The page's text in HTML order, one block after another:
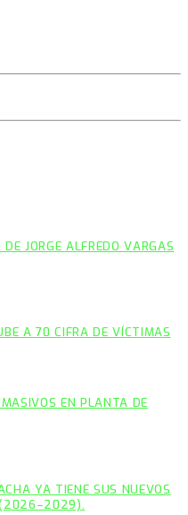
JORGE ALFREDO VARGAS
A 70 CIFRA DE VÍCTIMAS
EN PLANTA DE
YA TIENE SUS NUEVOS
(2026–2029).